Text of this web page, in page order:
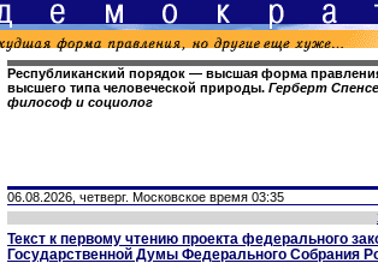
Республиканский порядок — высшая форма
высшего типа человеческой природы. Герберт
философ и социолог
06.08.2026, четверг. Московское время 03:35
Текст к первому чтению проекта федерального
Государственной Думы Федерального Собрания